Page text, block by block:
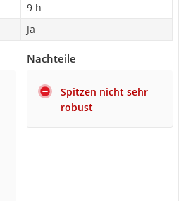
9 h
Ja
Nachteile
Spitzen nicht sehr
robust